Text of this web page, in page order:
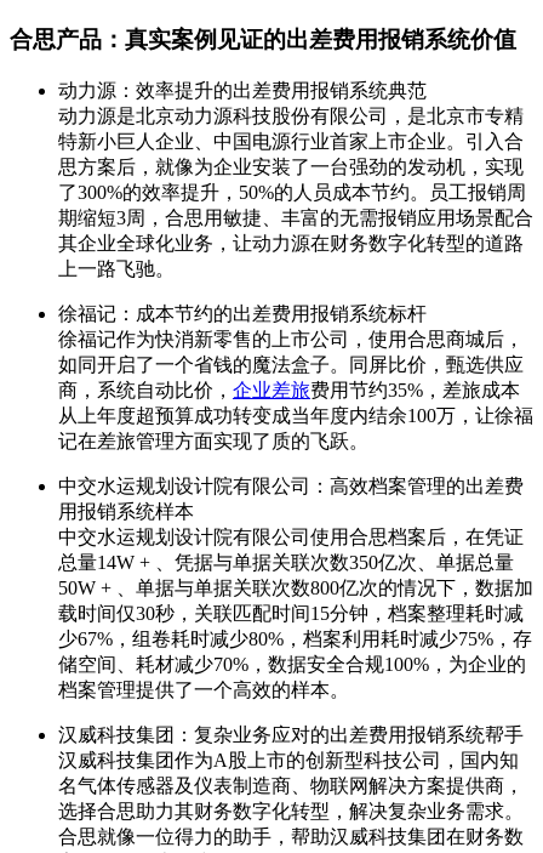
合思产品：真实案例见证的出差费用报销系统价值
动力源：效率提升的出差费用报销系统典范
动力源是北京动力源科技股份有限公司，是北京市专精
特新小巨人企业、中国电源行业首家上市企业。引入合
思方案后，就像为企业安装了一台强劲的发动机，实现
了300%的效率提升，50%的人员成本节约。员工报销周
期缩短3周，合思用敏捷、丰富的无需报销应用场景配合
其企业全球化业务，让动力源在财务数字化转型的道路
上一路飞驰。
徐福记：成本节约的出差费用报销系统标杆
徐福记作为快消新零售的上市公司，使用合思商城后，
如同开启了一个省钱的魔法盒子。同屏比价，甄选供应
商，系统自动比价， 企业差旅费用节约35%，差旅成本
从上年度超预算成功转变成当年度内结余100万，让徐福
记在差旅管理方面实现了质的飞跃。
中交水运规划设计院有限公司：高效档案管理的出差费
用报销系统样本
中交水运规划设计院有限公司使用合思档案后，在凭证
总量14W + 、凭据与单据关联次数350亿次、单据总量
50W + 、单据与单据关联次数800亿次的情况下，数据加
载时间仅30秒，关联匹配时间15分钟，档案整理耗时减
少67%，组卷耗时减少80%，档案利用耗时减少75%，存
储空间、耗材减少70%，数据安全合规100%，为企业的
档案管理提供了一个高效的样本。
汉威科技集团：复杂业务应对的出差费用报销系统帮手
汉威科技集团作为A股上市的创新型科技公司，国内知
名气体传感器及仪表制造商、物联网解决方案提供商，
选择合思助力其财务数字化转型，解决复杂业务需求。
合思就像一位得力的助手，帮助汉威科技集团在财务数